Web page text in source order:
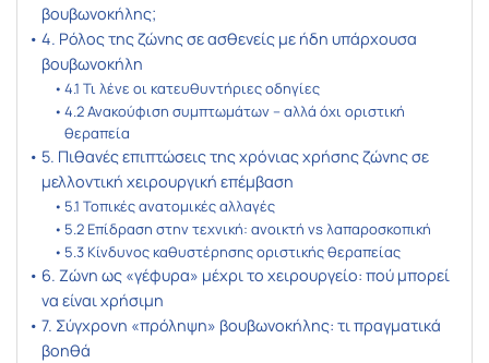
βουβωνοκήλης;
4. Ρόλος της ζώνης σε ασθενείς με ήδη υπάρχουσα
βουβωνοκήλη
4.1 Τι λένε οι κατευθυντήριες οδηγίες
4.2 Ανακούφιση συμπτωμάτων – αλλά όχι οριστική
θεραπεία
5. Πιθανές επιπτώσεις της χρόνιας χρήσης ζώνης σε
μελλοντική χειρουργική επέμβαση
5.1 Τοπικές ανατομικές αλλαγές
5.2 Επίδραση στην τεχνική: ανοικτή vs λαπαροσκοπική
5.3 Κίνδυνος καθυστέρησης οριστικής θεραπείας
6. Ζώνη ως «γέφυρα» μέχρι το χειρουργείο: πού μπορεί
να είναι χρήσιμη
7. Σύγχρονη «πρόληψη» βουβωνοκήλης: τι πραγματικά
βοηθά